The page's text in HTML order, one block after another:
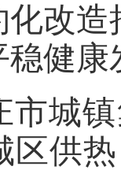
改
健康
市城
区供